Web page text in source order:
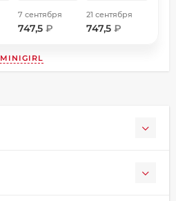
7 сентября
747,5 ₽
21 сентября
747,5 ₽
MINIGIRL